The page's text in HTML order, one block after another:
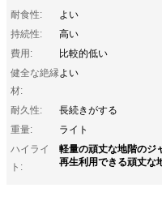
耐食性:
よい
持続性:
高い
費用:
比較的低い
健全な絶縁
材:
よい
耐久性:
長続きがする
重量:
ライト
ハイライ
ト:
軽量の頑丈な地階のジ
再生利用できる頑丈な